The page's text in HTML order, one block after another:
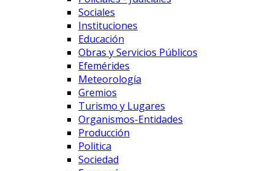
Sociales
Instituciones
Educación
Obras y Servicios Públicos
Efemérides
Meteorología
Gremios
Turismo y Lugares
Organismos-Entidades
Producción
Politica
Sociedad